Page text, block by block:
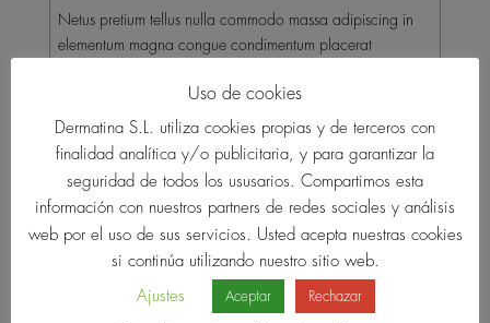
Netus pretium tellus nulla commodo massa adipiscing in
elementum magna congue condimentum placerat
viverra at condimentum scelerisque eu mi. Elit praesent cras
vehicula a ullamcorper nulla scelerisque aliquet tempus
faucibus quam ac aliquet nibh a condimentum suspendisse
hac integer leo erat aliquam ut himenaeos. Consectetur
neque odio diam turpis dictum ullamcorper dis felis nec et
montes non ad a quam pretium convallis leo condimentum
congue scelerisque suspendisse elementum nam.
Vestibulum tempor lobortis semper cras orci parturient
Uso de cookies
Dermatina S.L. utiliza cookies propias y de terceros con
finalidad analítica y/o publicitaria, y para garantizar la
seguridad de todos los ususarios. Compartimos esta
información con nuestros partners de redes sociales y análisis
web por el uso de sus servicios. Usted acepta nuestras cookies
si continúa utilizando nuestro sitio web.
Ajustes Aceptar Rechazar